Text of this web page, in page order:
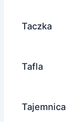
Taczka
Tafla
Tajemnica